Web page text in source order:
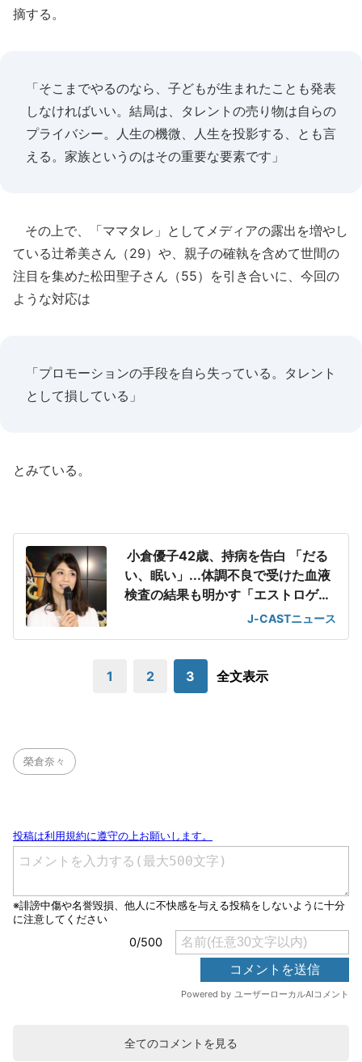
摘する。
「そこまでやるのなら、子どもが生まれたことも発表
しなければいい。結局は、タレントの売り物は自らの
プライバシー。人生の機微、人生を投影する、とも言
える。家族というのはその重要な要素です」
その上で、「ママタレ」としてメディアの露出を増やし
ている辻希美さん（29）や、親子の確執を含めて世間の
注目を集めた松田聖子さん（55）を引き合いに、今回の
ような対応は
「プロモーションの手段を自ら失っている。タレント
として損している」
とみている。
小倉優子42歳、持病を告白 「だる
い、眠い」...体調不良で受けた血液
検査の結果も明かす「エストロゲン
J-CASTニュース
1 2 3 全文表示
榮倉奈々
全てのコメントを見る